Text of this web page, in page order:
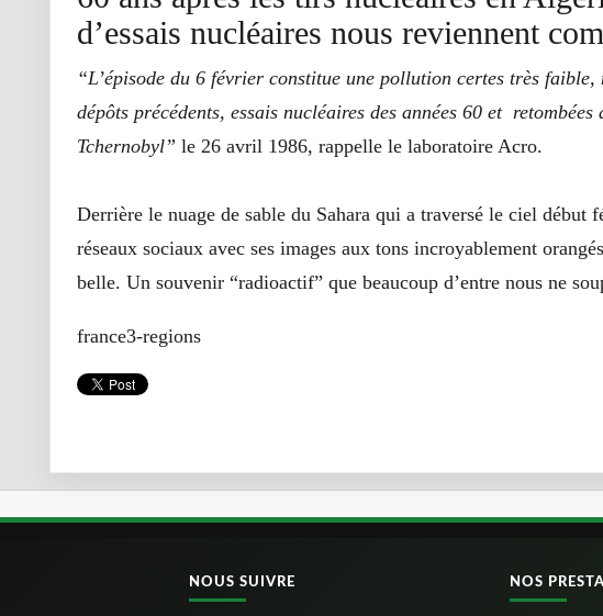
d’essais nucléaires nous reviennent
“L’épisode du 6 février constitue une pollution certes très faible,
dépôts précédents, essais nucléaires des années 60 et
Tchernobyl” le 26 avril 1986, rappelle le laboratoire Acro.
Derrière le nuage de sable du Sahara qui a traversé le ciel début
réseaux sociaux avec ses images aux tons incroyablement
belle. Un souvenir “radioactif” que beaucoup d’entre nous ne
france3-regions
NOUS SUIVRE NOS